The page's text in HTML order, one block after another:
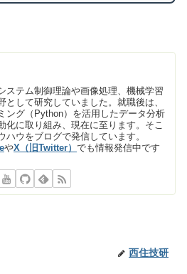
ステム制御理論や画像処理、機械学習
として研究していました。就職後は、
ング（Python）を活用したデータ分析
化に取り組み、現在に至ります。そこ
ハウをブログで発信しています。
やX（旧Twitter）でも情報発信中です
西住技研